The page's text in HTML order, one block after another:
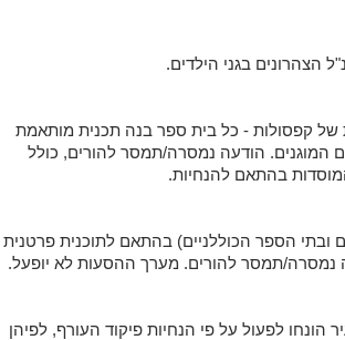
הצהרונים בגני הילדים.
של קפסולות - כל בית ספר בנה תכנית מותאמת
המוגנים. הודעה נמסרה/תמסר להורים, כולל
בהתאם להנחיות.
ובתי הספר הכוללניים) בהתאם לתוכנית פרטנית
נמסרה/תמסר להורים. מערך ההסעות לא יופעל.
הונחו לפעול על פי הנחיות פיקוד העורף, לפיהן